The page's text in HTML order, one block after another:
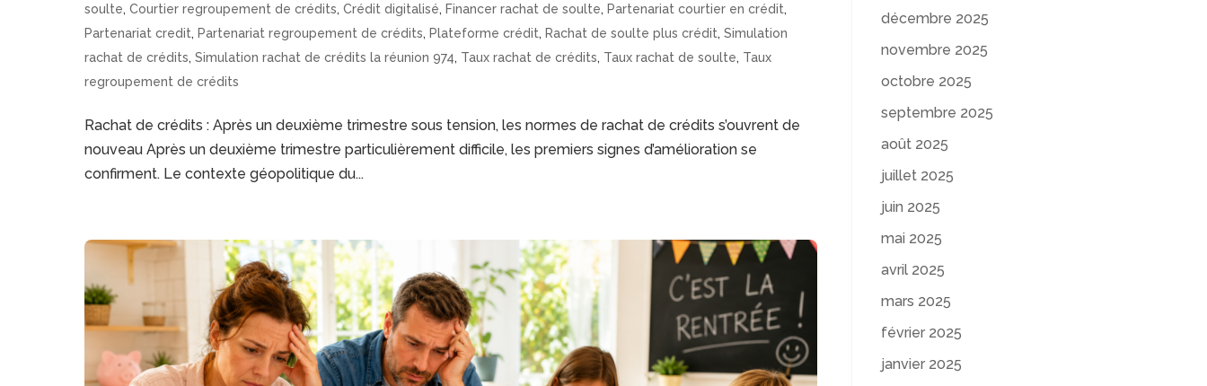
soulte,Courtier regroupement de crédits,Crédit digitalisé,Financer rachat de soulte,Partenariat courtier en crédit,
Partenariat credit,Partenariat regroupement de crédits,Plateforme crédit,Rachat de soulte plus crédit,Simulation
rachat de crédits,Simulation rachat de crédits la réunion 974, Taux rachat de crédits, Taux rachat de soulte, Taux
regroupement de crédits
Rachat de crédits : Après un deuxième trimestre sous tension, les normes de rachat de crédits s’ouvrent de
nouveau Après un deuxième trimestre particulièrement difficile, les premiers signes d’amélioration se
confirment. Le contexte géopolitique du...
décembre 2025
novembre 2025
octobre 2025
septembre 2025
août 2025
juillet 2025
juin 2025
mai 2025
avril 2025
mars 2025
février 2025
janvier 2025